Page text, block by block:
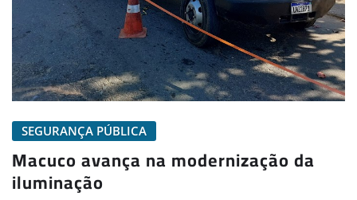
SEGURANÇA PÚBLICA
Macuco avança na modernização da
iluminação